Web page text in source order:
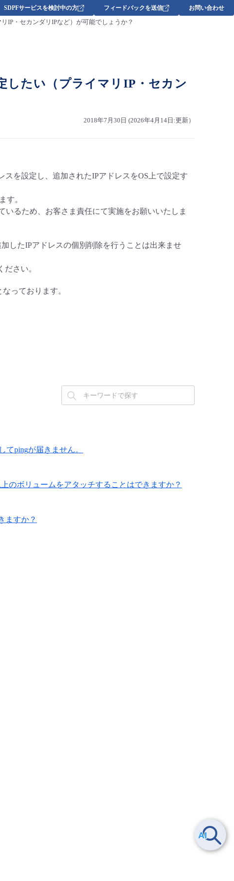
SDPFサービスを検討中の方 フィードバックを送信 お問い合わせ
IP・セカンダリIPなど）が可能でしょうか？
したい（プライマリIP・セカン
2018年7月30日 (2026年4月14日:更新）
スを設定し、追加されたIPアドレスをOS上で設定す
す。
るため、お客さま責任にて実施をお願いいたしま
したIPアドレスの個別削除を行うことは出来ませ
さい。
っております。
てpingが届きません。
のボリュームをアタッチすることはできますか？
ますか？